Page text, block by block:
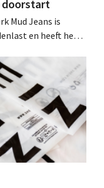
doorstart
Mud Jeans is
en heeft het
eindigt.